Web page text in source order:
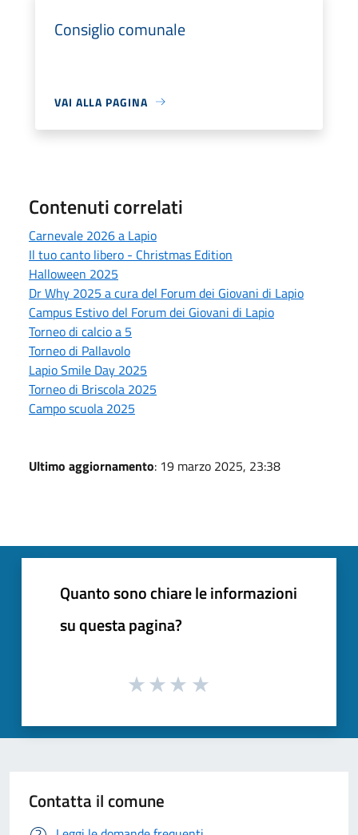
Consiglio comunale
VAI ALLA PAGINA
Contenuti correlati
Carnevale 2026 a Lapio
Il tuo canto libero - Christmas Edition
Halloween 2025
Dr Why 2025 a cura del Forum dei Giovani di Lapio
Campus Estivo del Forum dei Giovani di Lapio
Torneo di calcio a 5
Torneo di Pallavolo
Lapio Smile Day 2025
Torneo di Briscola 2025
Campo scuola 2025
Ultimo aggiornamento: 19 marzo 2025, 23:38
Quanto sono chiare le informazioni
su questa pagina?
Contatta il comune